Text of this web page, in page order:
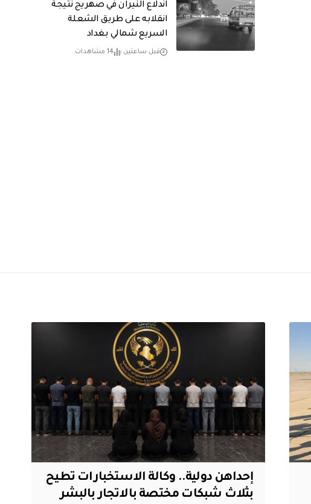
اندلاع النيران في صهريج نتيجة
انقلابه على طريق الشعلة
السريع شمالي بغداد
قبل ساعتين 14 مشاهدات
إحداهن دولية.. وكالة الاستخبارات تطيح
بثلاث شبكات مختصة بالاتجار بالبشر